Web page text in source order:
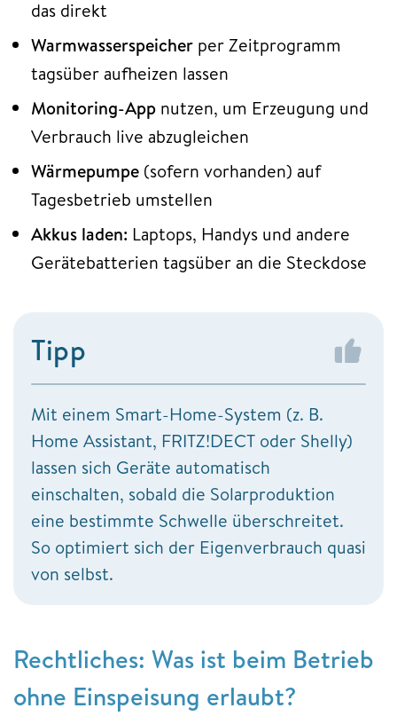
das direkt
Warmwasserspeicher per Zeitprogramm
tagsüber aufheizen lassen
Monitoring-App nutzen, um Erzeugung und
Verbrauch live abzugleichen
Wärmepumpe (sofern vorhanden) auf
Tagesbetrieb umstellen
Akkus laden: Laptops, Handys und andere
Gerätebatterien tagsüber an die Steckdose
Tipp
Mit einem Smart-Home-System (z. B.
Home Assistant, FRITZ!DECT oder Shelly)
lassen sich Geräte automatisch
einschalten, sobald die Solarproduktion
eine bestimmte Schwelle überschreitet.
So optimiert sich der Eigenverbrauch quasi
von selbst.
Rechtliches: Was ist beim Betrieb
ohne Einspeisung erlaubt?